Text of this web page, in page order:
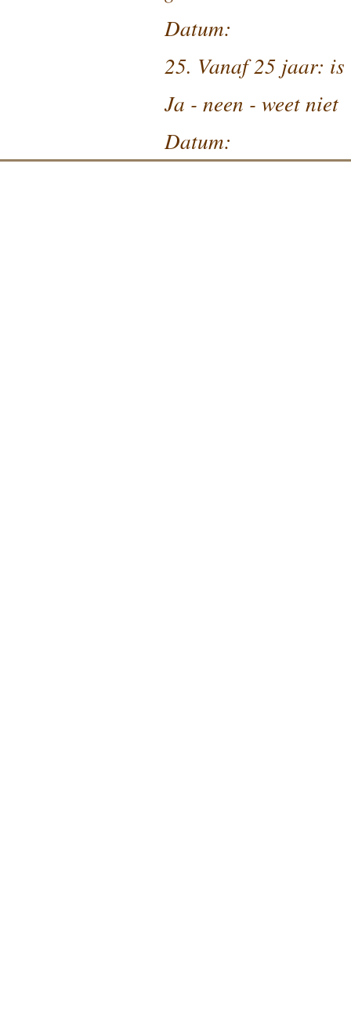
Datum:
25. Vanaf 25 jaar:
Ja - neen - weet niet
Datum: